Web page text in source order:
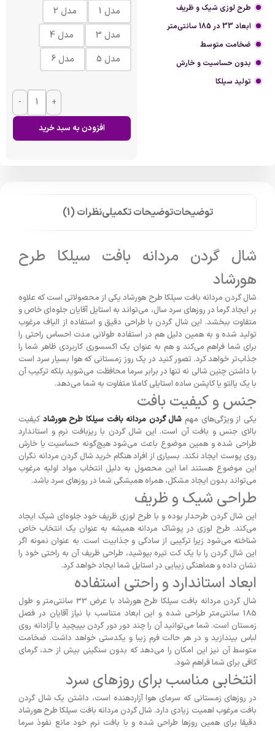
طرح لوزی شیک و ظریف
ابعاد 33 در 185 سانتی‌متر
ضخامت متوسط
بدون حساسیت و خارش
تولید سیلکا
مدل 1
مدل 2
مدل 3
مدل 4
مدل 5
مدل 6
- +
افزودن به سبد خرید
توضیحاتتوضیحات تکمیلینظرات (1)
شال گردن مردانه بافت سیلکا طرح
هورشاد
شال گردن مردانه بافت سیلکا طرح هورشاد یکی از محصولاتی است که علاوه
بر ایجاد گرما در روزهای سرد سال، می‌تواند به استایل آقایان جلوه‌ای خاص و
متفاوت ببخشد. این شال گردن با طراحی دقیق و استفاده از الیاف مرغوب
تولید شده و به همین دلیل هم در استفاده طولانی مدت احساس راحتی را
برای شما فراهم می‌کند و هم به عنوان یک اکسسوری کاربردی ظاهر شما را
جذاب‌تر خواهد کرد. تصور کنید در یک روز زمستانی که هوا بسیار سرد است
با داشتن چنین شالی نه تنها در برابر سرما محافظت می‌شوید بلکه ترکیب آن
با یک پالتو یا کاپشن ساده استایلی کاملا متفاوت به شما می‌دهد.
جنس و کیفیت بافت
یکی از ویژگی‌های مهم شال گردن مردانه بافت سیلکا طرح هورشاد کیفیت
بالای جنس و بافت آن است. این شال گردن با ریزبافت نرم و استاندارد
طراحی شده و همین موضوع باعث می‌شود هیچ‌گونه حساسیت یا خارش
روی پوست ایجاد نکند. بسیاری از افراد هنگام خرید شال گردن مردانه نگران
این موضوع هستند اما این محصول به دلیل انتخاب مواد اولیه مرغوب
می‌تواند بدون ایجاد مشکل، همراه همیشگی شما در روزهای سرد باشد.
طراحی شیک و ظریف
این شال گردن طرحدار بوده و با طرح لوزی ظریف خود جلوه‌ای شیک ایجاد
می‌کند. طرح لوزی در پوشاک مردانه همیشه به عنوان یک انتخاب خاص
شناخته می‌شود زیرا ترکیبی از سادگی و جذابیت است. به عنوان نمونه اگر
این شال گردن را با یک کت تیره بپوشید، طراحی ظریف آن به راحتی خود را
نشان داده و هماهنگی زیبایی در استایل شما ایجاد خواهد کرد.
ابعاد استاندارد و راحتی استفاده
شال گردن مردانه بافت سیلکا طرح هورشاد با عرض 33 سانتی‌متر و طول
185 سانتی‌متر طراحی شده و این ابعاد متناسب با نیاز آقایان در فصل
زمستان است. شما می‌توانید آن را چند دور دور گردن بپیچید یا آزادانه روی
لباس بیندازید و در هر حالت فرم زیبا و یکدستی خواهد داشت. ضخامت
متوسط آن نیز این امکان را می‌دهد که بدون سنگینی بیش از حد، گرمای
کافی برای شما فراهم شود.
انتخابی مناسب برای روزهای سرد
در روزهای زمستانی که سرمای هوا آزاردهنده است، داشتن یک شال گردن
بافت مرغوب اهمیت زیادی دارد. شال گردن مردانه بافت سیلکا طرح هورشاد
دقیقا برای همین روزها طراحی شده و با بافت نرم خود مانع نفوذ سرما